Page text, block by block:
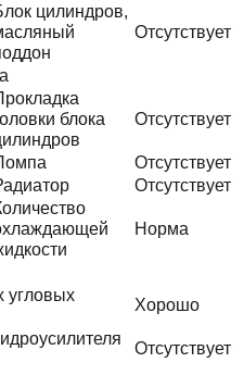
цилиндров,
Отсутствует
блока
Отсутствует
Отсутствует
Отсутствует
Норма
угловых
Хорошо
Отсутствует